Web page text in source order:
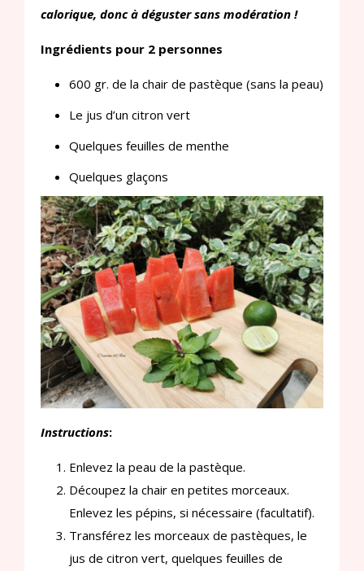
calorique, donc à déguster sans modération !
Ingrédients pour 2 personnes
600 gr. de la chair de pastèque (sans la peau)
Le jus d’un citron vert
Quelques feuilles de menthe
Quelques glaçons
Instructions:
Enlevez la peau de la pastèque.
Découpez la chair en petites morceaux.
Enlevez les pépins, si nécessaire (facultatif).
Transférez les morceaux de pastèques, le
jus de citron vert, quelques feuilles de